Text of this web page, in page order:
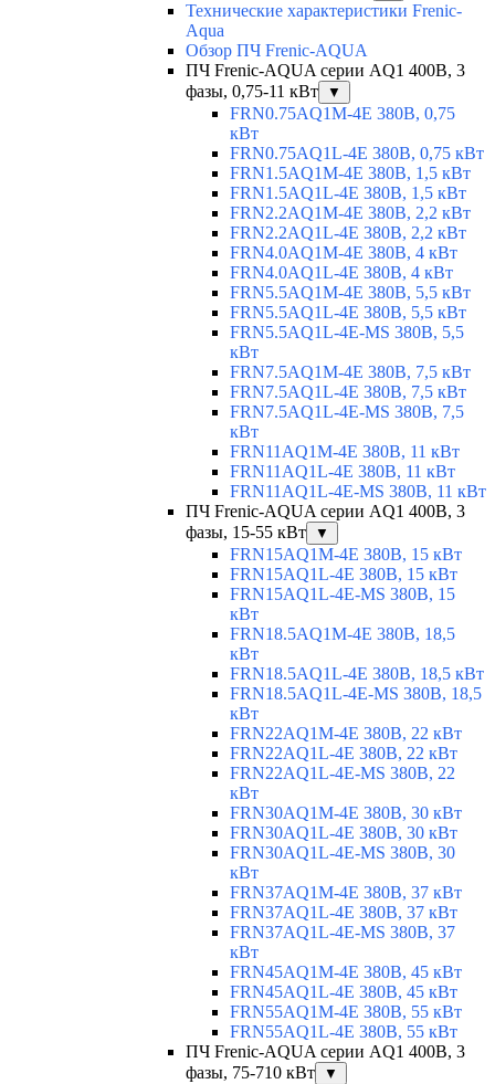
Технические характеристики Frenic-
Aqua
Обзор ПЧ Frenic-AQUA
ПЧ Frenic-AQUA серии AQ1 400В, 3
фазы, 0,75-11 кВт
▼
FRN0.75AQ1M-4E 380В, 0,75
кВт
FRN0.75AQ1L-4E 380В, 0,75 кВт
FRN1.5AQ1M-4E 380В, 1,5 кВт
FRN1.5AQ1L-4E 380В, 1,5 кВт
FRN2.2AQ1M-4E 380В, 2,2 кВт
FRN2.2AQ1L-4E 380В, 2,2 кВт
FRN4.0AQ1M-4E 380В, 4 кВт
FRN4.0AQ1L-4E 380В, 4 кВт
FRN5.5AQ1M-4E 380В, 5,5 кВт
FRN5.5AQ1L-4E 380В, 5,5 кВт
FRN5.5AQ1L-4E-MS 380В, 5,5
кВт
FRN7.5AQ1M-4E 380В, 7,5 кВт
FRN7.5AQ1L-4E 380В, 7,5 кВт
FRN7.5AQ1L-4E-MS 380В, 7,5
кВт
FRN11AQ1M-4E 380В, 11 кВт
FRN11AQ1L-4E 380В, 11 кВт
FRN11AQ1L-4E-MS 380В, 11 кВт
ПЧ Frenic-AQUA серии AQ1 400В, 3
фазы, 15-55 кВт
▼
FRN15AQ1M-4E 380В, 15 кВт
FRN15AQ1L-4E 380В, 15 кВт
FRN15AQ1L-4E-MS 380В, 15
кВт
FRN18.5AQ1M-4E 380В, 18,5
кВт
FRN18.5AQ1L-4E 380В, 18,5 кВт
FRN18.5AQ1L-4E-MS 380В, 18,5
кВт
FRN22AQ1M-4E 380В, 22 кВт
FRN22AQ1L-4E 380В, 22 кВт
FRN22AQ1L-4E-MS 380В, 22
кВт
FRN30AQ1M-4E 380В, 30 кВт
FRN30AQ1L-4E 380В, 30 кВт
FRN30AQ1L-4E-MS 380В, 30
кВт
FRN37AQ1M-4E 380В, 37 кВт
FRN37AQ1L-4E 380В, 37 кВт
FRN37AQ1L-4E-MS 380В, 37
кВт
FRN45AQ1M-4E 380В, 45 кВт
FRN45AQ1L-4E 380В, 45 кВт
FRN55AQ1M-4E 380В, 55 кВт
FRN55AQ1L-4E 380В, 55 кВт
ПЧ Frenic-AQUA серии AQ1 400В, 3
фазы, 75-710 кВт
▼